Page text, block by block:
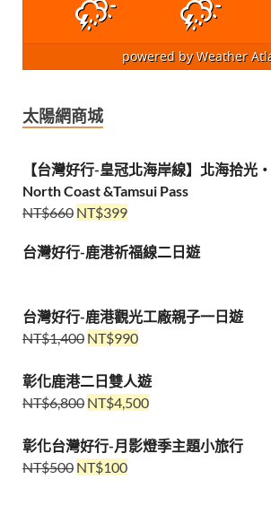
powered byWeather
太陽網商城
【台灣好行-皇冠北海岸線】北海拾光
North Coast &Tamsui Pass
NT$660 NT$399
台灣好行-鹿港祈福線二日遊
台灣好行-鹿港觀光工廠親子一日遊
NT$1,400 NT$990
彰化鹿港二日雙人遊
NT$6,800 NT$4,500
彰化台灣好行-月影燈季主題小旅行
NT$500 NT$100